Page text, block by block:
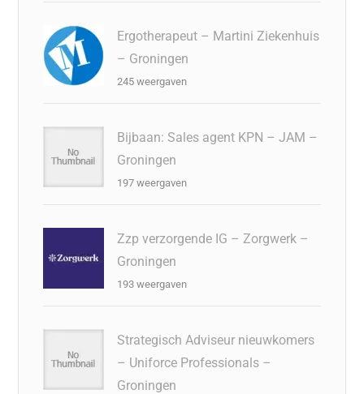
Ergotherapeut – Martini Ziekenhuis
– Groningen
245 weergaven
Bijbaan: Sales agent KPN – JAM –
Groningen
197 weergaven
Zzp verzorgende IG – Zorgwerk –
Groningen
193 weergaven
Strategisch Adviseur nieuwkomers
– Uniforce Professionals –
Groningen